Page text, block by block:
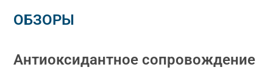
ОБЗОРЫ
Антиоксидантное сопровождение